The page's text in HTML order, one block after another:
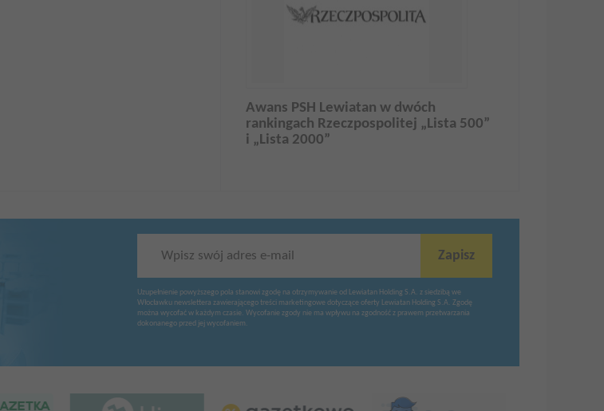
Awans PSH Lewiatan w dwóch
rankingach Rzeczpospolitej „Lista 500”
i „Lista 2000”
Wpisz swój adres e-mail Zapisz
Uzupełnienie powyższego pola stanowi zgodę na otrzymywanie od Lewiatan Holding S.A. z siedzibą we
Włocławku newslettera zawierającego treści marketingowe dotyczące oferty Lewiatan Holding S.A. Zgodę
można wycofać w każdym czasie. Wycofanie zgody nie ma wpływu na zgodność z prawem przetwarzania
dokonanego przed jej wycofaniem.